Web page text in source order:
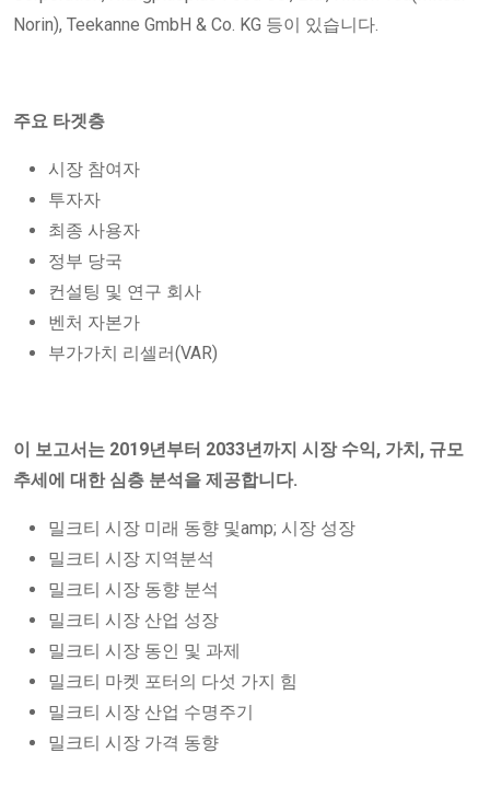
Norin), Teekanne GmbH & Co. KG 등이 있습니다.
주요 타겟층
시장 참여자
투자자
최종 사용자
정부 당국
컨설팅 및 연구 회사
벤처 자본가
부가가치 리셀러(VAR)
이 보고서는 2019년부터 2033년까지 시장 수익, 가치, 규모
추세에 대한 심층 분석을 제공합니다.
밀크티 시장 미래 동향 및amp; 시장 성장
밀크티 시장 지역분석
밀크티 시장 동향 분석
밀크티 시장 산업 성장
밀크티 시장 동인 및 과제
밀크티 마켓 포터의 다섯 가지 힘
밀크티 시장 산업 수명주기
밀크티 시장 가격 동향